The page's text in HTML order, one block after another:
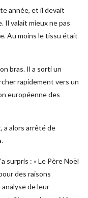
année, et il devait
valait mieux ne pas
Au moins le tissu était
bras. Il a sorti un
rapidement vers un
européenne des
a alors arrêté de
surpris : « Le Père Noël
des raisons
de leur